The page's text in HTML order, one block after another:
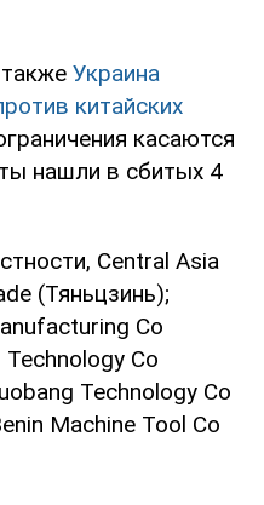
Украина
китайских
касаются
нашли в сбитых 4
Central Asia
(Тяньцзинь);
Co
Co
Technology Co
Machine Tool Co